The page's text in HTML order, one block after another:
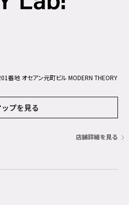
番地 オセアン元町ビル MODERN THEORY
プを見る
店舗詳細を見る